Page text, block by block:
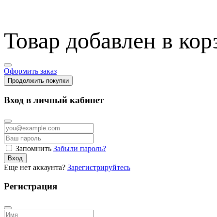
Товар добавлен в
Оформить заказ
Продолжить покупки
Вход в личный кабинет
Запомнить Забыли пароль?
Вход
Еще нет аккаунта? Зарегистрируйтесь
Регистрация